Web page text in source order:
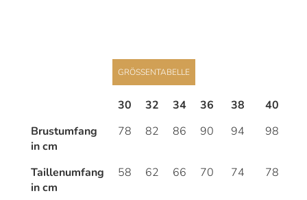
GRÖSSENTABELLE
30 32 34 36 38 40
Brustumfang
in cm
78 82 86 90 94 98
Taillenumfang
in cm
58 62 66 70 74 78